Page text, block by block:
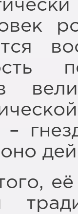
–
её